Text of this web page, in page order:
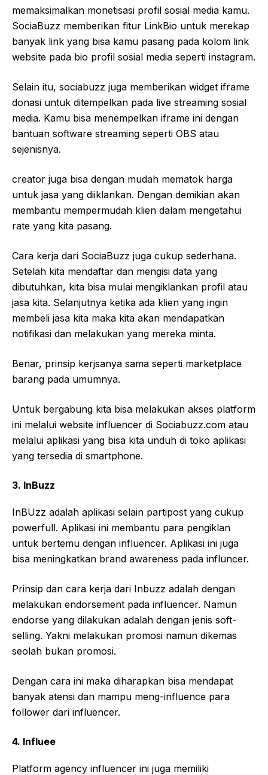
memaksimalkan monetisasi profil sosial media kamu.
SociaBuzz memberikan fitur LinkBio untuk merekap
banyak link yang bisa kamu pasang pada kolom link
website pada bio profil sosial media seperti instagram.
Selain itu, sociabuzz juga memberikan widget iframe
donasi untuk ditempelkan pada live streaming sosial
media. Kamu bisa menempelkan iframe ini dengan
bantuan software streaming seperti OBS atau
sejenisnya.
creator juga bisa dengan mudah mematok harga
untuk jasa yang diiklankan. Dengan demikian akan
membantu mempermudah klien dalam mengetahui
rate yang kita pasang.
Cara kerja dari SociaBuzz juga cukup sederhana.
Setelah kita mendaftar dan mengisi data yang
dibutuhkan, kita bisa mulai mengiklankan profil atau
jasa kita. Selanjutnya ketika ada klien yang ingin
membeli jasa kita maka kita akan mendapatkan
notifikasi dan melakukan yang mereka minta.
Benar, prinsip kerjsanya sama seperti marketplace
barang pada umumnya.
Untuk bergabung kita bisa melakukan akses platform
ini melalui website influencer di Sociabuzz.com atau
melalui aplikasi yang bisa kita unduh di toko aplikasi
yang tersedia di smartphone.
3. InBuzz
InBUzz adalah aplikasi selain partipost yang cukup
powerfull. Aplikasi ini membantu para pengiklan
untuk bertemu dengan influencer. Aplikasi ini juga
bisa meningkatkan brand awareness pada influncer.
Prinsip dan cara kerja dari Inbuzz adalah dengan
melakukan endorsement pada influencer. Namun
endorse yang dilakukan adalah dengan jenis soft-
selling. Yakni melakukan promosi namun dikemas
seolah bukan promosi.
Dengan cara ini maka diharapkan bisa mendapat
banyak atensi dan mampu meng-influence para
follower dari influencer.
4. Influee
Platform agency influencer ini juga memiliki